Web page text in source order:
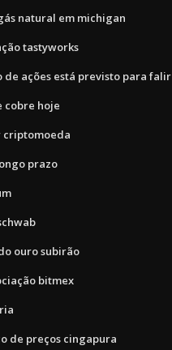
natural em michigan
tastyworks
de ações está previsto para falir
cobre hoje
criptomoeda
prazo
ouro subirão
bitmex
de preços cingapura